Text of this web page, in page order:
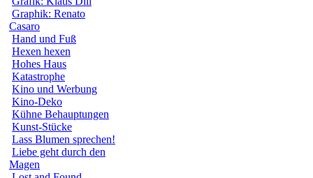
Graphik: Renato
Casaro
Hand und Fuß
Hexen hexen
Hohes Haus
Katastrophe
Kino und Werbung
Kino-Deko
Kühne Behauptungen
Kunst-Stücke
Lass Blumen sprechen!
Liebe geht durch den
Magen